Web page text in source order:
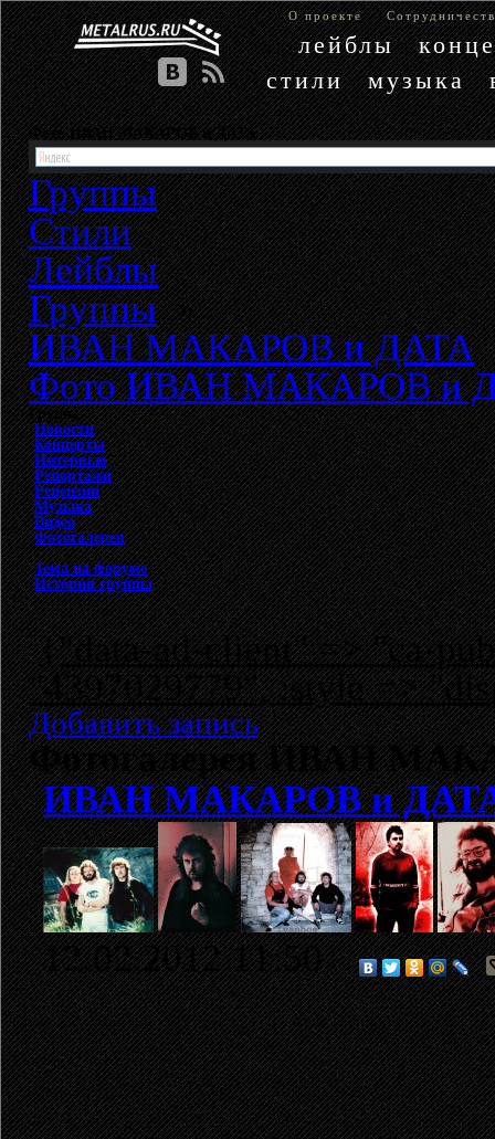
О проекте
лейблы
стили
музыка
Фото ИВАН МАКАРОВ и ДАТА
Группы
Стили
Лейблы
Группы»
ИВАН МАКАРОВ и ДАТА
Фото ИВАН МАКАРОВ и
Группа
Новости
Концерты
Интервью
Репортажи
Рецензии
Музыка
Видео
Фотогалерея
Тема на форуме
История группы
{"data-ad-client" => "ca-
"4397029779", :style =>
Добавить запись
Фотогалерея ИВАН
ИВАН МАКАРОВ и
12.02.2012 11:50